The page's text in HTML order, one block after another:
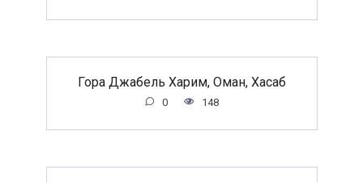
Гора Джабель Харим, Оман, Хасаб
0 148